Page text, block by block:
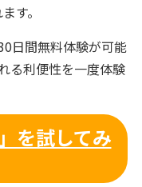
す。
日間無料体験が可能
る利便性を一度体験
を試してみ